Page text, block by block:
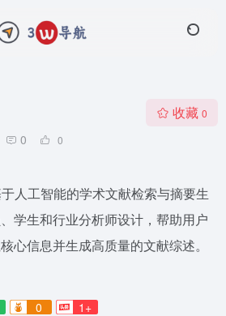
0 0
收藏 0
人工智能的学术文献检索与摘要生
学生和行业分析师设计，帮助用户
心信息并生成高质量的文献综述。
0 1+